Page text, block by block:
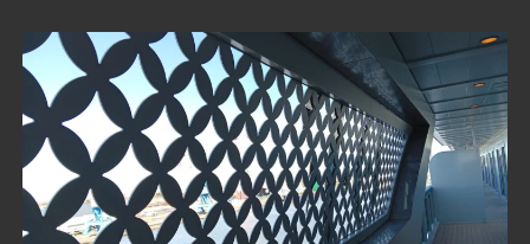
C’est
un
fameux
trois-
mâts